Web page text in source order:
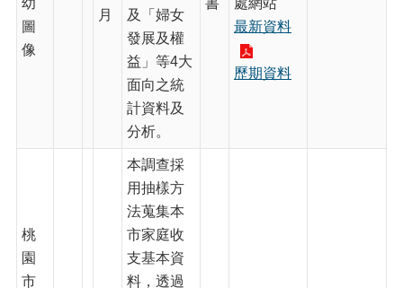
安
全
政
放
宣
告
圖
像
月
及「婦女
發展及權
益」等4大
面向之統
計資料及
分析。
最新資料
歷期資料
桃
園
市
本調查採
用抽樣方
法蒐集本
市家庭收
支基本資
料，透過